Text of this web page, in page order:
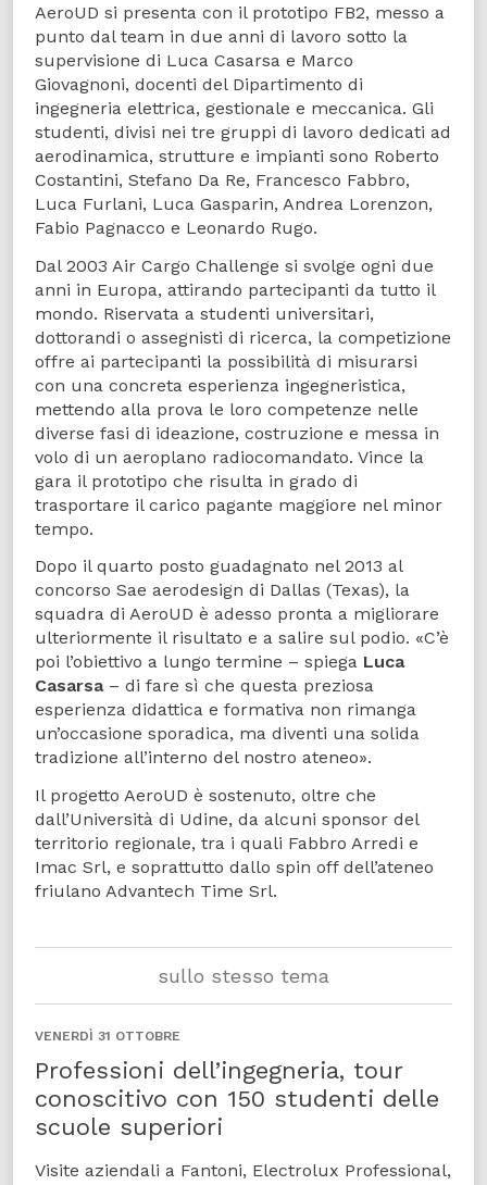
AeroUD si presenta con il prototipo FB2, messo a
punto dal team in due anni di lavoro sotto la
supervisione di Luca Casarsa e Marco
Giovagnoni, docenti del Dipartimento di
ingegneria elettrica, gestionale e meccanica. Gli
studenti, divisi nei tre gruppi di lavoro dedicati ad
aerodinamica, strutture e impianti sono Roberto
Costantini, Stefano Da Re, Francesco Fabbro,
Luca Furlani, Luca Gasparin, Andrea Lorenzon,
Fabio Pagnacco e Leonardo Rugo.
Dal 2003 Air Cargo Challenge si svolge ogni due
anni in Europa, attirando partecipanti da tutto il
mondo. Riservata a studenti universitari,
dottorandi o assegnisti di ricerca, la competizione
offre ai partecipanti la possibilità di misurarsi
con una concreta esperienza ingegneristica,
mettendo alla prova le loro competenze nelle
diverse fasi di ideazione, costruzione e messa in
volo di un aeroplano radiocomandato. Vince la
gara il prototipo che risulta in grado di
trasportare il carico pagante maggiore nel minor
tempo.
Dopo il quarto posto guadagnato nel 2013 al
concorso Sae aerodesign di Dallas (Texas), la
squadra di AeroUD è adesso pronta a migliorare
ulteriormente il risultato e a salire sul podio. «C’è
poi l’obiettivo a lungo termine – spiega Luca
Casarsa– di fare sì che questa preziosa
esperienza didattica e formativa non rimanga
un’occasione sporadica, ma diventi una solida
tradizione all’interno del nostro ateneo».
Il progetto AeroUD è sostenuto, oltre che
dall’Università di Udine, da alcuni sponsor del
territorio regionale, tra i quali Fabbro Arredi e
Imac Srl, e soprattutto dallo spin off dell’ateneo
friulano Advantech Time Srl.
sullo stesso tema
VENERDÌ 31 OTTOBRE
Professioni dell’ingegneria, tour
conoscitivo con 150 studenti delle
scuole superiori
Visite aziendali a Fantoni, Electrolux Professional,